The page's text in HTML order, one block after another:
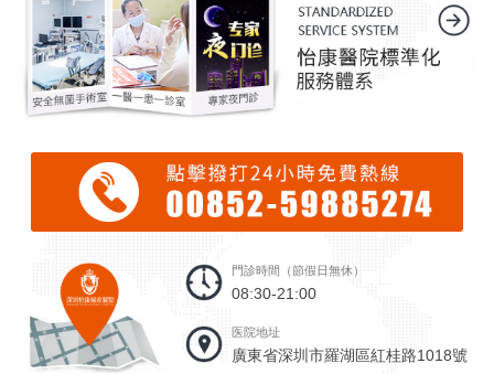
門診時間（節假日無休）
08:30-21:00
医院地址
廣東省深圳市羅湖區紅桂路1018號